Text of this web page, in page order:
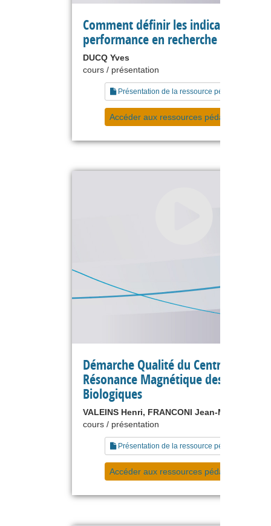
Comment définir les indicateurs de
performance en recherche ?
DUCQ Yves
cours / présentation
Présentation de la ressource pédagogique
Accéder aux ressources pédagogiques
Démarche Qualité du Centre de
Résonance Magnétique des
Biologiques
VALEINS Henri, FRANCONI Jean-Michel
cours / présentation
Présentation de la ressource pédagogique
Accéder aux ressources pédagogiques